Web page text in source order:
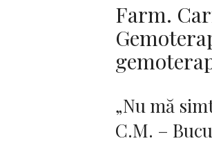
Farm.
„Nu mă
C.M. –